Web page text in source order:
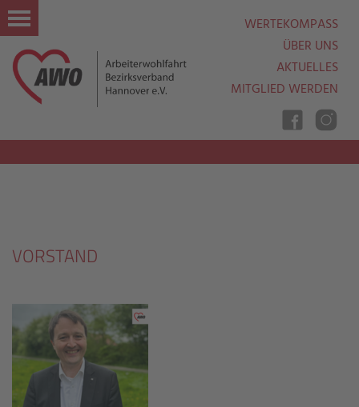
WERTEKOMPASS
ÜBER UNS
AKTUELLES
MITGLIED WERDEN
VORSTAND